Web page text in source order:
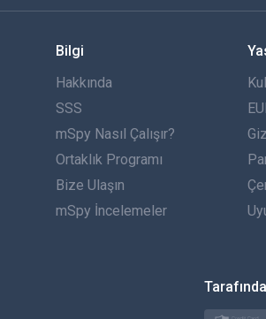
Français
Español
İtalyan
Türkçe
Bilgi
Hakkında
SSS
mSpy Nasıl Çalışır?
Ortaklık Programı
Bize Ulaşın
mSpy İncelemeler